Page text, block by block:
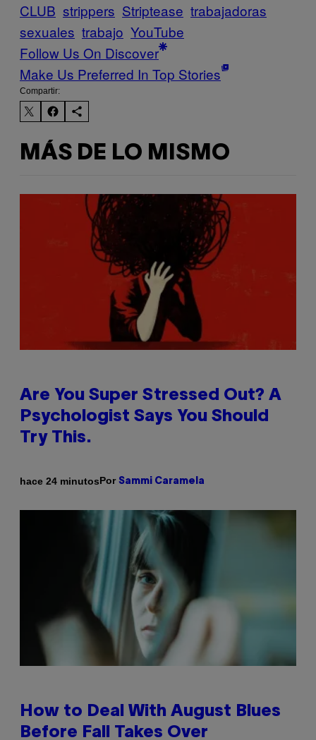
CLUB strippers Striptease trabajadoras
sexuales trabajo YouTube
Follow Us On Discover
Make Us Preferred In Top Stories
Compartir:
MÁS DE LO MISMO
Are You Super Stressed Out? A
Psychologist Says You Should
Try This.
hace 24 minutosPor Sammi Caramela
How to Deal With August Blues
Before Fall Takes Over